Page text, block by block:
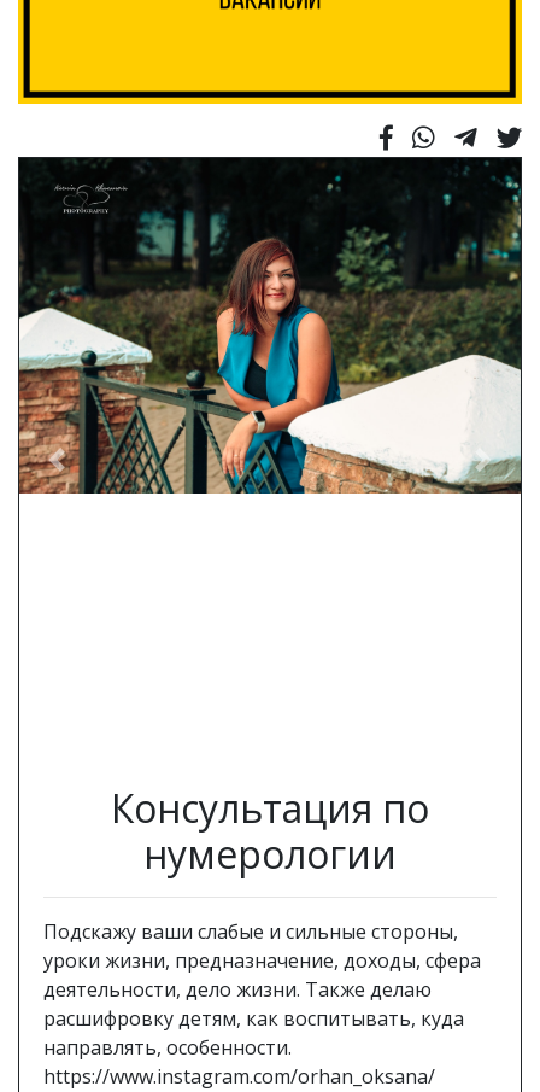
Previous Next
Консультация по
нумерологии
Подскажу ваши слабые и сильные стороны,
уроки жизни, предназначение, доходы, сфера
деятельности, дело жизни. Также делаю
расшифровку детям, как воспитывать, куда
направлять, особенности.
https://www.instagram.com/orhan_oksana/